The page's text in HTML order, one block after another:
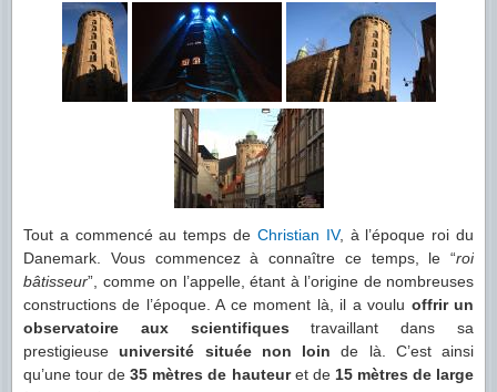
Tout a commencé au temps de Christian IV, à l’époque roi du
Danemark. Vous commencez à connaître ce temps, le “roi
bâtisseur”, comme on l’appelle, étant à l’origine de nombreuses
constructions de l’époque. A ce moment là, il a voulu offrir un
observatoire aux scientifiques travaillant dans sa
prestigieuseuniversité située non loin de là. C’est ainsi
qu’une tour de35 mètres de hauteuret de 15 mètres de large